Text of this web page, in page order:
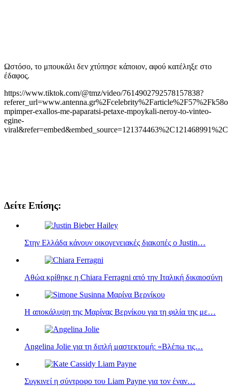
Ωστόσο, το μπουκάλι δεν χτύπησε κάποιον, αφού κατέληξε στο
έδαφος.
https://www.tiktok.com/@tmz/video/7614902792578157838?
mpimper-exallos-me-paparatsi-petaxe-mpoykali-neroy-to-vinteo-
egine-
Δείτε Επίσης:
Στην Ελλάδα κάνουν οικογενειακές διακοπές ο Justin…
Αθώα κρίθηκε η Chiara Ferragni από την Ιταλική δικαιοσύνη
Η αποκάλυψη της Μαρίνας Βερνίκου για τη φιλία της με…
Angelina Jolie για τη διπλή μαστεκτομή: «Βλέπω τις…
Συγκινεί η σύντροφο του Liam Payne για τον έναν…